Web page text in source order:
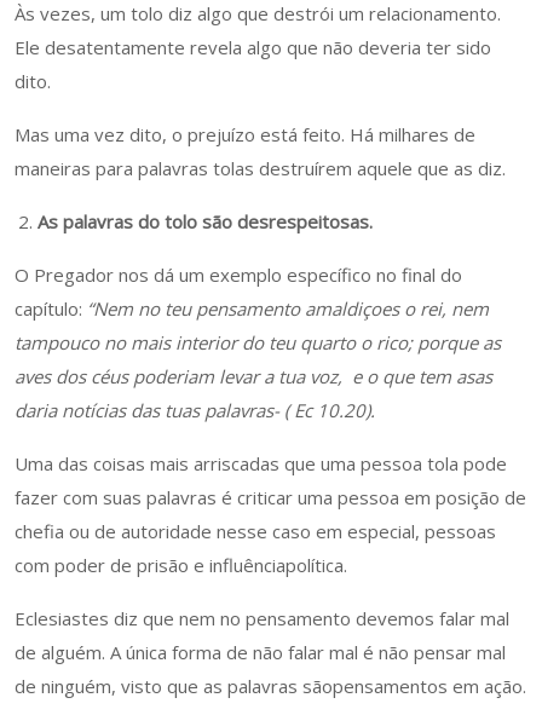
Às vezes, um tolo diz algo que destrói um relacionamento.
Ele desatentamente revela algo que não deveria ter sido
dito.
Mas uma vez dito, o prejuízo está feito. Há milhares de
maneiras para palavras tolas destruírem aquele que as diz.
As palavras do tolo são desrespeitosas.
O Pregador nos dá um exemplo específico no final do
capítulo: “Nem no teu pensamento amaldiçoes o rei, nem
tampouco no mais interior do teu quarto o rico; porque as
aves dos céus poderiam levar a tua voz, e o que tem asas
daria notícias das tuas palavras- ( Ec 10.20).
Uma das coisas mais arriscadas que uma pessoa tola pode
fazer com suas palavras é criticar uma pessoa em posição de
chefia ou de autoridade nesse caso em especial, pessoas
com poder de prisão e influênciapolítica.
Eclesiastes diz que nem no pensamento devemos falar mal
de alguém. A única forma de não falar mal é não pensar mal
de ninguém, visto que as palavras sãopensamentos em ação.